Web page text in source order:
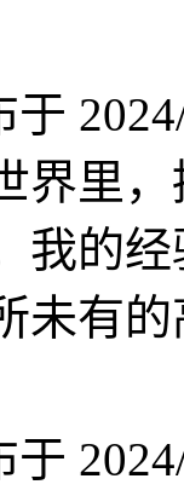
于
界里
我的
未有
于